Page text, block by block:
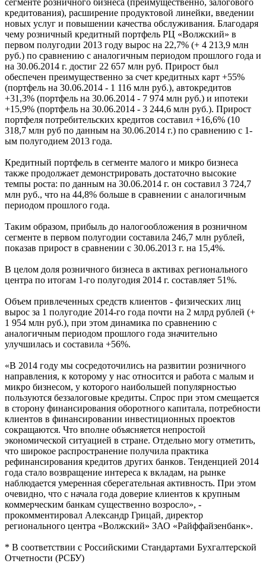
кредитования), расширение продуктовой линейки, введении
новых услуг и повышении качества обслуживания. Благодаря
чему розничный кредитный портфель РЦ «Волжский» в
первом полугодии 2013 году вырос на 22,7% (+ 4 213,9 млн
руб.) по сравнению с аналогичным периодом прошлого года и
на 30.06.2014 г. достиг 22 657 млн руб. Прирост был
обеспечен преимущественно за счет кредитных карт +55%
(портфель на 30.06.2014 - 1 116 млн руб.), автокредитов
+31,3% (портфель на 30.06.2014 - 7 974 млн руб.) и ипотеки
+15,9% (портфель на 30.06.2014 - 3 244,6 млн руб.). Прирост
портфеля потребительских кредитов составил +16,6% (10
318,7 млн руб по данным на 30.06.2014 г.) по сравнению с 1-
ым полугодием 2013 года.
Кредитный портфель в сегменте малого и микро бизнеса
также продолжает демонстрировать достаточно высокие
темпы роста: по данным на 30.06.2014 г. он составил 3 724,7
млн руб., что на 44,8% больше в сравнении с аналогичным
периодом прошлого года.
Таким образом, прибыль до налогообложения в розничном
сегменте в первом полугодии составила 246,7 млн рублей,
показав прирост в сравнении с 30.06.2013 г. на 15,4%.
В целом доля розничного бизнеса в активах регионального
центра по итогам 1-го полугодия 2014 г. составляет 51%.
Объем привлеченных средств клиентов - физических лиц
вырос за 1 полугодие 2014-го года почти на 2 млрд рублей (+
1 954 млн руб.), при этом динамика по сравнению с
аналогичным периодом прошлого года значительно
улучшилась и составила +56%.
«В 2014 году мы сосредоточились на развитии розничного
направления, к которому у нас относится и работа с малым и
микро бизнесом, у которого наибольшей популярностью
пользуются беззалоговые кредиты. Спрос при этом смещается
в сторону финансирования оборотного капитала, потребности
клиентов в финансировании инвестиционных проектов
сокращаются. Что вполне объясняется непростой
экономической ситуацией в стране. Отдельно могу отметить,
что широкое распространение получила практика
рефинансирования кредитов других банков. Тенденцией 2014
года стало возвращение интереса к вкладам, на рынке
наблюдается умеренная сберегательная активность. При этом
очевидно, что с начала года доверие клиентов к крупным
коммерческим банкам существенно возросло», -
прокомментировал Александр Грицай, директор
регионального центра «Волжский» ЗАО «Райффайзенбанк».
* В соответствии с Российскими Стандартами Бухгалтерской
Отчетности (РСБУ)